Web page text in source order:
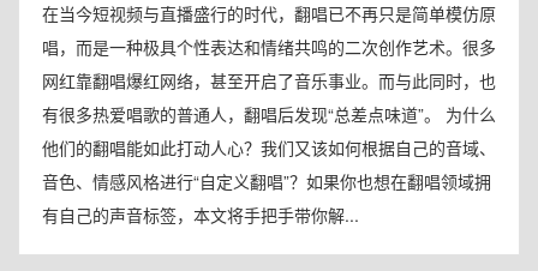
在当今短视频与直播盛行的时代，翻唱已不再只是简单模仿原
唱，而是一种极具个性表达和情绪共鸣的二次创作艺术。很多
网红靠翻唱爆红网络，甚至开启了音乐事业。而与此同时，也
有很多热爱唱歌的普通人，翻唱后发现“总差点味道”。 为什么
他们的翻唱能如此打动人心？我们又该如何根据自己的音域、
音色、情感风格进行“自定义翻唱”？如果你也想在翻唱领域拥
有自己的声音标签，本文将手把手带你解...